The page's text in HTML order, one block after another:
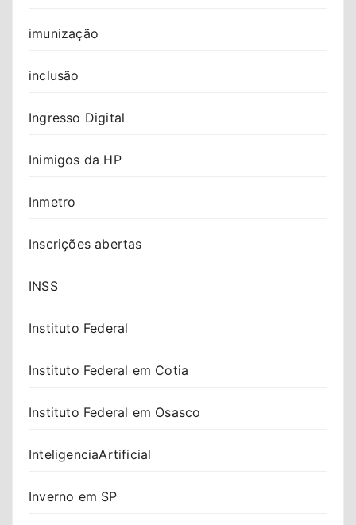
imunização
inclusão
Ingresso Digital
Inimigos da HP
Inmetro
Inscrições abertas
INSS
Instituto Federal
Instituto Federal em Cotia
Instituto Federal em Osasco
InteligenciaArtificial
Inverno em SP